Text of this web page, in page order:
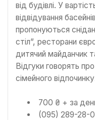
від будівлі. У
відвідування
пропонуються
стіл”, ресторани
дитячий майданчик
Відгуки говорять
сімейного
700 ₴ + за
(095) 289-28-